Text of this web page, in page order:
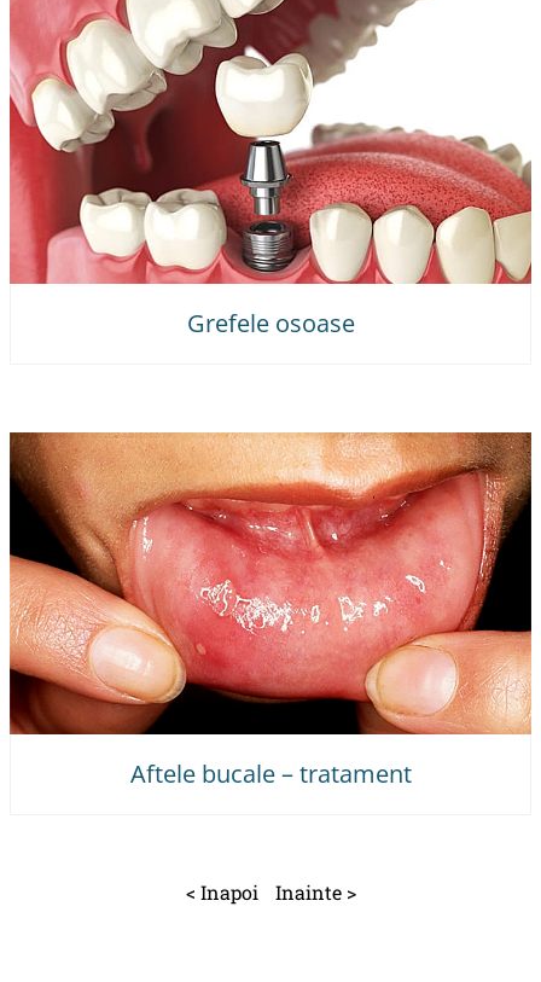
Grefele osoase
Aftele bucale – tratament
< Inapoi Inainte >